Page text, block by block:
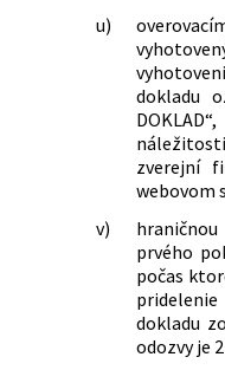
u)
dokladu
zverejní
webovom
v)
prvého
počas
dokladu
odozvy je